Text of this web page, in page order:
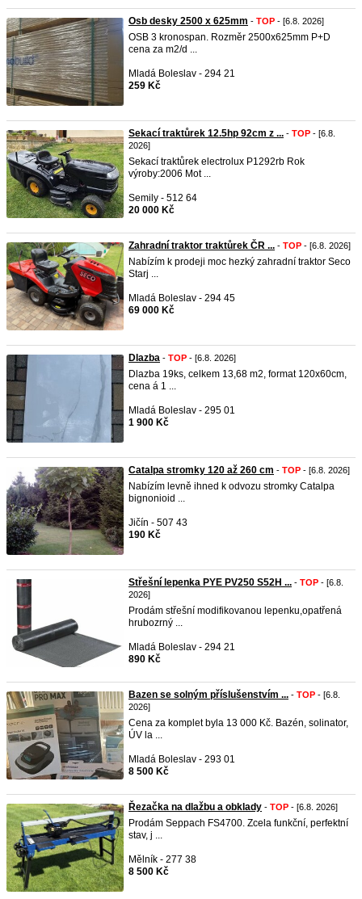
Osb desky 2500 x 625mm - TOP - [6.8. 2026]
OSB 3 kronospan. Rozměr 2500x625mm P+D
cena za m2/d ...
Mladá Boleslav - 294 21
259 Kč
Sekací traktůrek 12.5hp 92cm z ... - TOP - [6.8.
2026]
Sekací traktůrek electrolux P1292rb Rok
výroby:2006 Mot ...
Semily - 512 64
20 000 Kč
Zahradní traktor traktůrek ČR ... - TOP - [6.8. 2026]
Nabízím k prodeji moc hezký zahradní traktor Seco
Starj ...
Mladá Boleslav - 294 45
69 000 Kč
Dlazba - TOP - [6.8. 2026]
Dlazba 19ks, celkem 13,68 m2, format 120x60cm,
cena á 1 ...
Mladá Boleslav - 295 01
1 900 Kč
Catalpa stromky 120 až 260 cm - TOP - [6.8. 2026]
Nabízím levně ihned k odvozu stromky Catalpa
bignonioid ...
Jičín - 507 43
190 Kč
Střešní lepenka PYE PV250 S52H ... - TOP - [6.8.
2026]
Prodám střešní modifikovanou lepenku,opatřená
hrubozrný ...
Mladá Boleslav - 294 21
890 Kč
Bazen se solným příslušenstvím ... - TOP - [6.8.
2026]
Cena za komplet byla 13 000 Kč. Bazén, solinator,
ÚV la ...
Mladá Boleslav - 293 01
8 500 Kč
Řezačka na dlažbu a obklady - TOP - [6.8. 2026]
Prodám Seppach FS4700. Zcela funkční, perfektní
stav, j ...
Mělník - 277 38
8 500 Kč